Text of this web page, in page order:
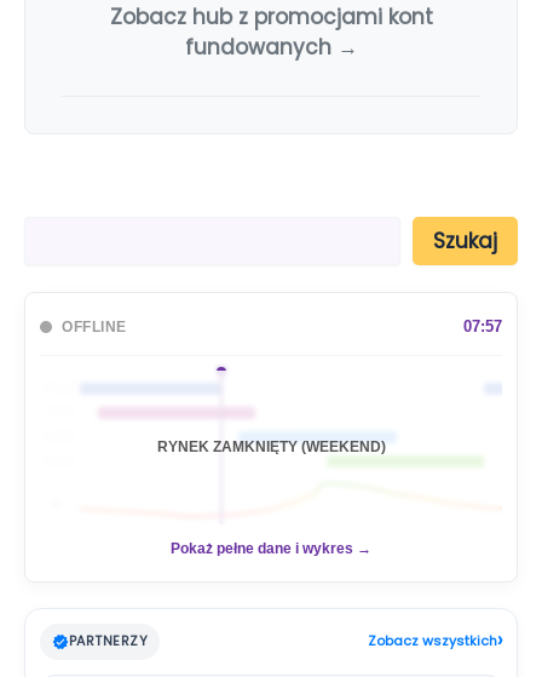
Zobacz hub z promocjami kont
fundowanych →
Szukaj
OFFLINE 07:57
RYNEK ZAMKNIĘTY (WEEKEND)
Pokaż pełne dane i wykres →
PARTNERZY Zobacz wszystkich›